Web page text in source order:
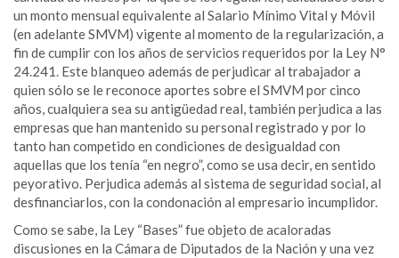
un monto mensual equivalente al Salario Mínimo Vital y Móvil
(en adelante SMVM) vigente al momento de la regularización, a
fin de cumplir con los años de servicios requeridos por la Ley N°
24.241. Este blanqueo además de perjudicar al trabajador a
quien sólo se le reconoce aportes sobre el SMVM por cinco
años, cualquiera sea su antigüedad real, también perjudica a las
empresas que han mantenido su personal registrado y por lo
tanto han competido en condiciones de desigualdad con
aquellas que los tenía “en negro”, como se usa decir, en sentido
peyorativo. Perjudica además al sistema de seguridad social, al
desfinanciarlos, con la condonación al empresario incumplidor.
Como se sabe, la Ley “Bases” fue objeto de acaloradas
discusiones en la Cámara de Diputados de la Nación y una vez